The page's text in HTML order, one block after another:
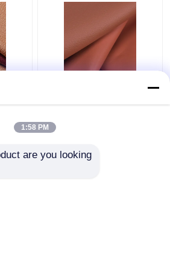
για
Αντιφλεγμονή
1:58 PM
are you looking